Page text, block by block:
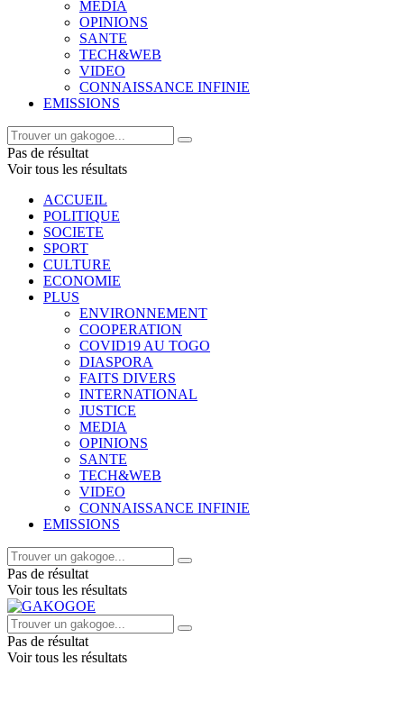
MEDIA
OPINIONS
SANTE
TECH&WEB
VIDEO
CONNAISSANCE INFINIE
EMISSIONS
Pas de résultat
Voir tous les résultats
ACCUEIL
POLITIQUE
SOCIETE
SPORT
CULTURE
ECONOMIE
PLUS
ENVIRONNEMENT
COOPERATION
COVID19 AU TOGO
DIASPORA
FAITS DIVERS
INTERNATIONAL
JUSTICE
MEDIA
OPINIONS
SANTE
TECH&WEB
VIDEO
CONNAISSANCE INFINIE
EMISSIONS
Pas de résultat
Voir tous les résultats
Pas de résultat
Voir tous les résultats